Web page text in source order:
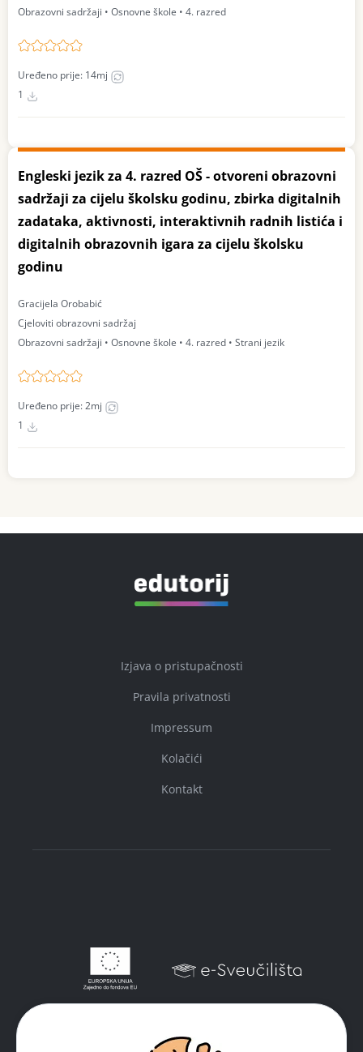
Obrazovni sadržaji • Osnovne škole • 4. razred
Uređeno prije: 14mj
1
Engleski jezik za 4. razred OŠ - otvoreni obrazovni
sadržaji za cijelu školsku godinu, zbirka digitalnih
zadataka, aktivnosti, interaktivnih radnih listića i
digitalnih obrazovnih igara za cijelu školsku
godinu
Gracijela Orobabić
Cjeloviti obrazovni sadržaj
Obrazovni sadržaji • Osnovne škole • 4. razred • Strani jezik
Uređeno prije: 2mj
1
Izjava o pristupačnosti
Pravila privatnosti
Impressum
Kolačići
Kontakt